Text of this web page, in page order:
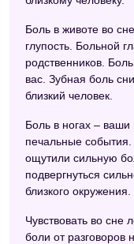
Боль в животе во
глупость. Больной
родственников.
вас. Зубная боль
близкий человек.
Боль в ногах –
печальные
ощутили сильную
подвергнуться
близкого окружения.
Чувствовать во сне
боли от разговоров